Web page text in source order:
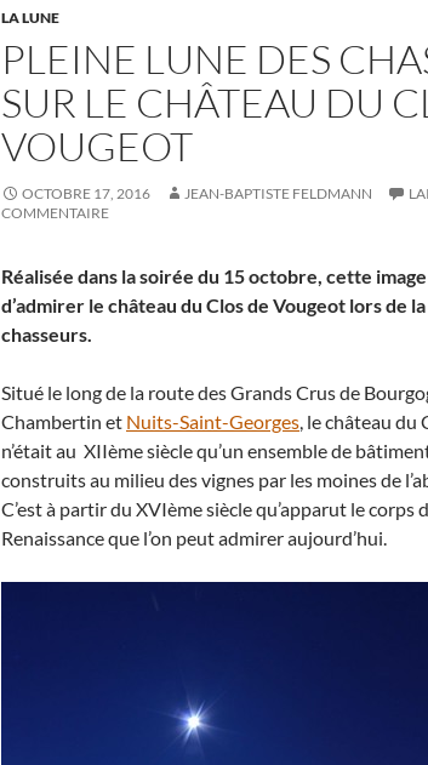
LA LUNE
PLEINE LUNE DES
SUR LE CHÂTEAU DU
VOUGEOT
OCTOBRE 17, 2016 JEAN-BAPTISTE FELDMANN
COMMENTAIRE
Réalisée dans la soirée du 15 octobre, cette
d’admirer le château du Clos de Vougeot lors de
chasseurs.
Situé le long de la route des Grands Crus de
Chambertin et Nuits-Saint-Georges, le château du
n’était au XIIème siècle qu’un ensemble de
construits au milieu des vignes par les moines de
C’est à partir du XVIème siècle qu’apparut le corps
Renaissance que l’on peut admirer aujourd’hui.